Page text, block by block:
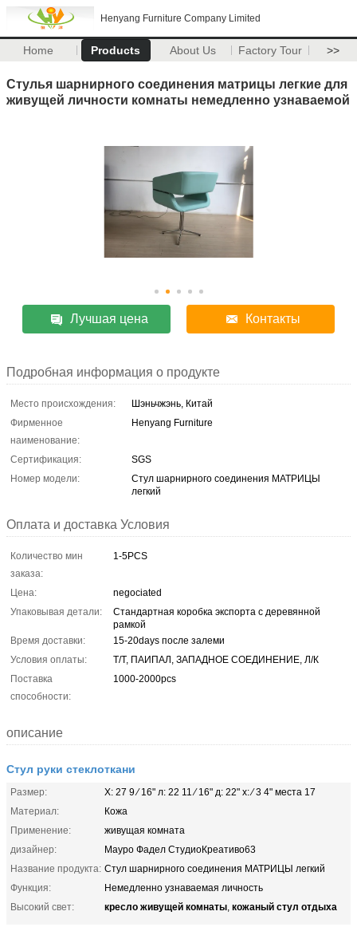
Henyang Furniture Company Limited
Home Products About Us Factory Tour >>
Стулья шарнирного соединения матрицы легкие для
живущей личности комнаты немедленно узнаваемой
Лучшая цена Контакты
Подробная информация о продукте
Место происхождения:
Шэньчжэнь, Китай
Фирменное
наименование:
Henyang Furniture
Сертификация:
SGS
Номер модели:
Стул шарнирного соединения МАТРИЦЫ
легкий
Оплата и доставка Условия
Количество мин
заказа:
1-5PCS
Цена:
negociated
Упаковывая детали:
Стандартная коробка экспорта с деревянной
рамкой
Время доставки:
15-20days после залеми
Условия оплаты:
Т/Т, ПАИПАЛ, ЗАПАДНОЕ СОЕДИНЕНИЕ, Л/К
Поставка
способности:
1000-2000pcs
описание
Стул руки стеклоткани
Размер:
Х: 27 9 ⁄ 16" л: 22 11 ⁄ 16" д: 22" х: ⁄ 3 4" места 17
Материал:
Кожа
Применение:
живущая комната
дизайнер:
Мауро Фадел СтудиоКреативо63
Название продукта: Стул шарнирного соединения МАТРИЦЫ легкий
Функция:
Немедленно узнаваемая личность
Высокий свет:
кресло живущей комнаты, кожаный стул отдыха